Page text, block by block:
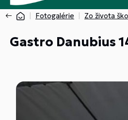
Fotogalérie Zo života
Gastro Danubius